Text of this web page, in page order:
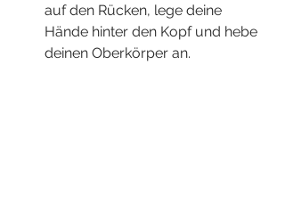
auf den Rücken, lege deine
Hände hinter den Kopf und hebe
deinen Oberkörper an.